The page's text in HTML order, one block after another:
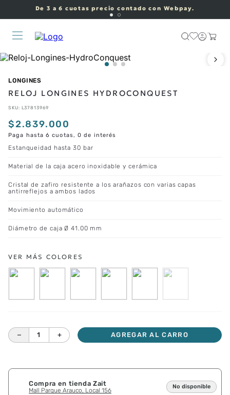
De 3 a 6 cuotas precio contado con Webpay.
LONGINES
RELOJ LONGINES HYDROCONQUEST
SKU: L37813969
$2.839.000
Paga hasta 6 cuotas, 0 de interés
Estanqueidad hasta 30 bar
Material de la caja acero inoxidable y cerámica
Cristal de zafiro resistente a los arañazos con varias capas
antirreflejos a ambos lados
Movimiento automático
Diámetro de caja Ø 41.00 mm
＋
－ AGREGAR AL CARRO
Compra en tienda Zait
Mall Parque Arauco, Local 156
No disponible